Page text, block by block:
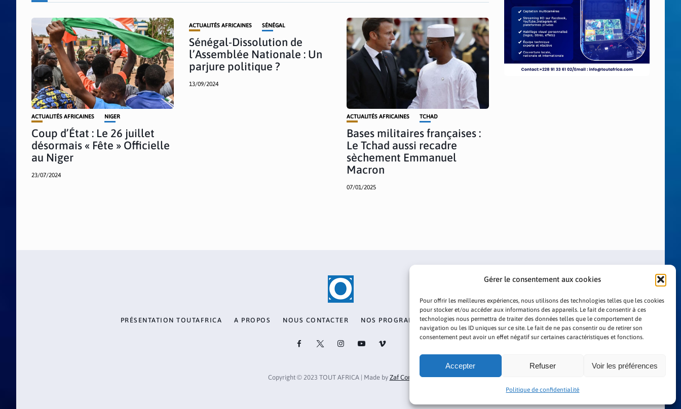
Gérer le consentement aux cookies
Pour offrir les meilleures expériences, nous utilisons des technologies telles que les cookies
pour stocker et/ou accéder aux informations des appareils. Le fait de consentir à ces
technologies nous permettra de traiter des données telles que le comportement de
navigation ou les ID uniques sur ce site. Le fait de ne pas consentir ou de retirer son
consentement peut avoir un effet négatif sur certaines caractéristiques et fonctions.
Accepter Refuser Voir les préférences
Politique de confidentialité
ACTUALITÉS AFRICAINES NIGER
Coup d’État : Le 26 juillet
désormais « Fête » Officielle
au Niger
23/07/2024
ACTUALITÉS AFRICAINES SÉNÉGAL
Sénégal-Dissolution de
l’Assemblée Nationale : Un
parjure politique ?
13/09/2024
ACTUALITÉS AFRICAINES TCHAD
Bases militaires françaises :
Le Tchad aussi recadre
sèchement Emmanuel
Macron
07/01/2025
PRÉSENTATION TOUTAFRICA A PROPOS NOUS CONTACTER NOS PROGRAMMES POLITIQUE DE CONFIDENTIALITÉ
Copyright © 2023 TOUT AFRICA | Made by Zaf Com